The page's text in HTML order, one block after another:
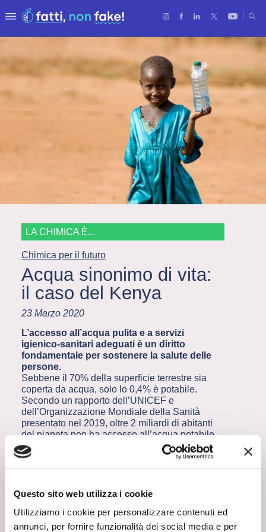
Questo sito web utilizza i cookie
Utilizziamo i cookie per personalizzare contenuti ed
annunci, per fornire funzionalità dei social media e per
LA CHIMICA È...
Chimica per il futuro
Acqua sinonimo di vita:
il caso del Kenya
23 Marzo 2020
L’accesso all’acqua pulita e a servizi
igienico-sanitari adeguati è un diritto
fondamentale per sostenere la salute delle
persone.
Sebbene il 70% della superficie terrestre sia
coperta da acqua, solo lo 0,4% è potabile.
Secondo un rapporto dell’UNICEF e
dell’Organizzazione Mondiale della Sanità
presentato nel 2019, oltre 2 miliardi di abitanti
del pianeta non ha accesso all’acqua potabile.
Una persona su tre utilizza acqua contaminata o
non controllata per lavarsi, cucinare, bere e
molto spesso l’approvvigionamento avviene in
Una possibile soluzione per garantire acqua
reflue. E qui interviene l’industria chimica!